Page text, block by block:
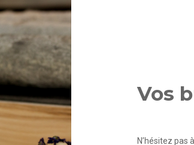
Vos
N’hésitez